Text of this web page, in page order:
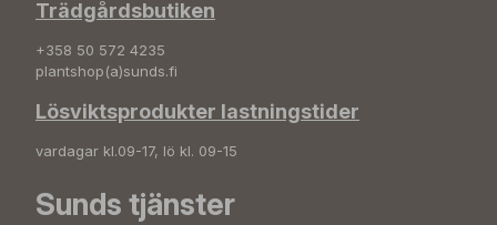
Trädgårdsbutiken
+358 50 572 4235
plantshop(a)sunds.fi
Lösviktsprodukter lastningstider
vardagar kl.09-17, lö kl. 09-15
Sunds tjänster